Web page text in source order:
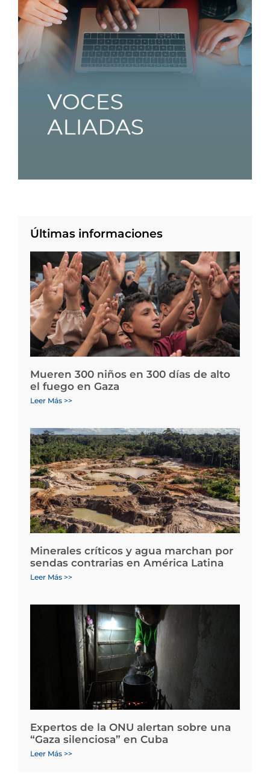
Últimas informaciones
Mueren 300 niños en 300 días de alto
el fuego en Gaza
Leer Más >>
Minerales críticos y agua marchan por
sendas contrarias en América Latina
Leer Más >>
Expertos de la ONU alertan sobre una
“Gaza silenciosa” en Cuba
Leer Más >>